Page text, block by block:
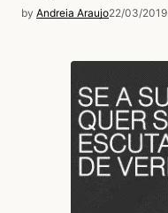
by Andreia Araujo22/03/2019